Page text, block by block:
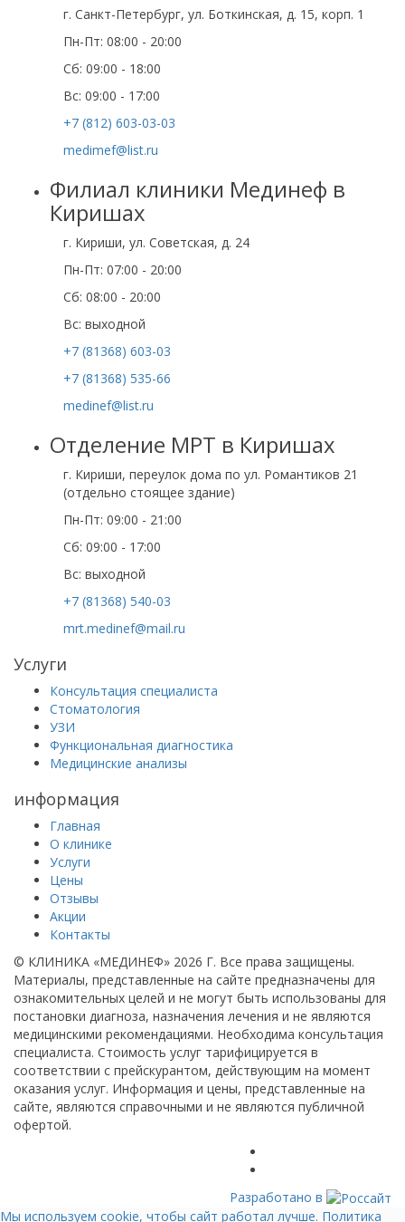
г. Санкт-Петербург, ул. Боткинская, д. 15, корп. 1
Пн-Пт: 08:00 - 20:00
Cб: 09:00 - 18:00
Вс: 09:00 - 17:00
+7 (812) 603-03-03
medimef@list.ru
Филиал клиники Мединеф в
Киришах
г. Кириши, ул. Советская, д. 24
Пн-Пт: 07:00 - 20:00
Сб: 08:00 - 20:00
Вс: выходной
+7 (81368) 603-03
+7 (81368) 535-66
medinef@list.ru
Отделение МРТ в Киришах
г. Кириши, переулок дома по ул. Романтиков 21
(отдельно стоящее здание)
Пн-Пт: 09:00 - 21:00
Сб: 09:00 - 17:00
Вс: выходной
+7 (81368) 540-03
mrt.medinef@mail.ru
Услуги
Консультация специалиста
Стоматология
УЗИ
Функциональная диагностика
Медицинские анализы
информация
Главная
О клинике
Услуги
Цены
Отзывы
Акции
Контакты
© КЛИНИКА «МЕДИНЕФ» 2026 Г. Все права защищены.
Материалы, представленные на сайте предназначены для
ознакомительных целей и не могут быть использованы для
постановки диагноза, назначения лечения и не являются
медицинскими рекомендациями. Необходима консультация
специалиста. Стоимость услуг тарифицируется в
соответствии с прейскурантом, действующим на момент
оказания услуг. Информация и цены, представленные на
сайте, являются справочными и не являются публичной
офертой.
Разработано в
Мы используем cookie, чтобы сайт работал лучше. Политика